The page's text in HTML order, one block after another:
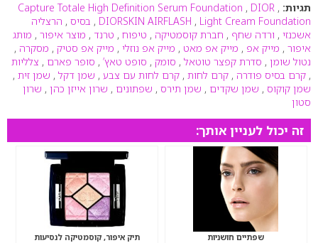
תגיות: Capture Totale High Definition Serum Foundation , DIOR ,
DIORSKIN AIRFLASH , Light Cream Foundation
, בסיס , הרצליה
אשכנזי , ורדה שחף , חברת קוסמטיקה , טיפוח , טרנד , מוצר איפור , מותג
איפור , מייק אפ , מייק אפ מאט , מייק אפ נוזלי , מייק אפ סטיק , מסקרה ,
נטול שומן , סדרת קפצר טוטאל , סומק , סופט טאץ’ , סופר פארם , צלליות
, קרם בסיס פודרה , קרם לחות , קרם לחות עם צבע , שמן דקל , שמן זית ,
שמן קוקוס , שמן שקדים , שמן תירס , שפתונים , שרון אייזן כהן , שרון
סטון
זה יכול לעניין אותך:
שפתיים חושניות תיק איפור, קוסמטיקה לנסיעות